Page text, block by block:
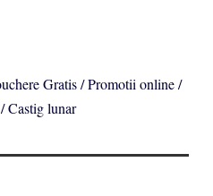
Gratis / Promotii online /
Castig lunar